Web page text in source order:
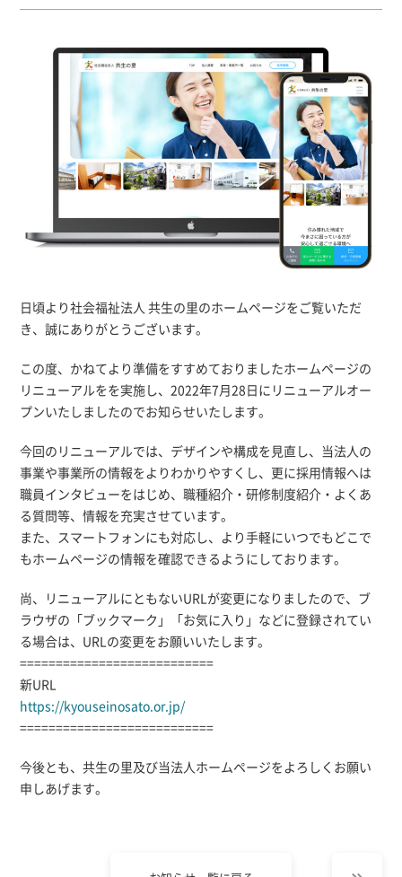
日頃より社会福祉法人 共生の里のホームページをご覧いただ
き、誠にありがとうございます。
この度、かねてより準備をすすめておりましたホームページの
リニューアルをを実施し、2022年7月28日にリニューアルオー
プンいたしましたのでお知らせいたします。
今回のリニューアルでは、デザインや構成を見直し、当法人の
事業や事業所の情報をよりわかりやすくし、更に採用情報へは
職員インタビューをはじめ、職種紹介・研修制度紹介・よくあ
る質問等、情報を充実させています。
また、スマートフォンにも対応し、より手軽にいつでもどこで
もホームページの情報を確認できるようにしております。
尚、リニューアルにともないURLが変更になりましたので、ブ
ラウザの「ブックマーク」「お気に入り」などに登録されてい
る場合は、URLの変更をお願いいたします。
===========================
新URL
https://kyouseinosato.or.jp/
===========================
今後とも、共生の里及び当法人ホームページをよろしくお願い
申しあげます。